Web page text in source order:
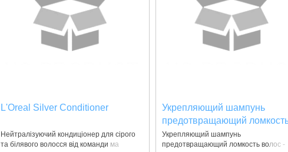
L'Oreal Silver Conditioner
Нейтралізуючий кондиціонер для сірого
та білявого волосся від команди ма
Укрепляющий шампунь
предотвращающий
волос -Shampoo Loreal
professionnel INFORCER
Укрепляющий шампунь
предотвращающий ломкость волос -